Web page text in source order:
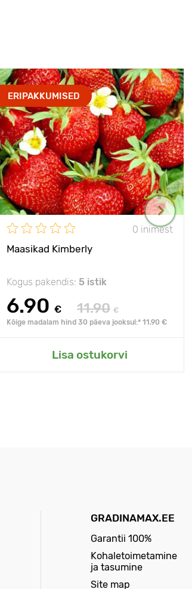
ERIPAKKUMISED
0 inimest
Maasikad Kimberly
Kogus pakendis: 5 istik
6.90 € 11.90 €
Kõige madalam hind 30 päeva jooksul:* 11.90 €
Lisa ostukorvi
GRADINAMAX.EE
Garantii 100%
Kohaletoimetamine
ja tasumine
Site map